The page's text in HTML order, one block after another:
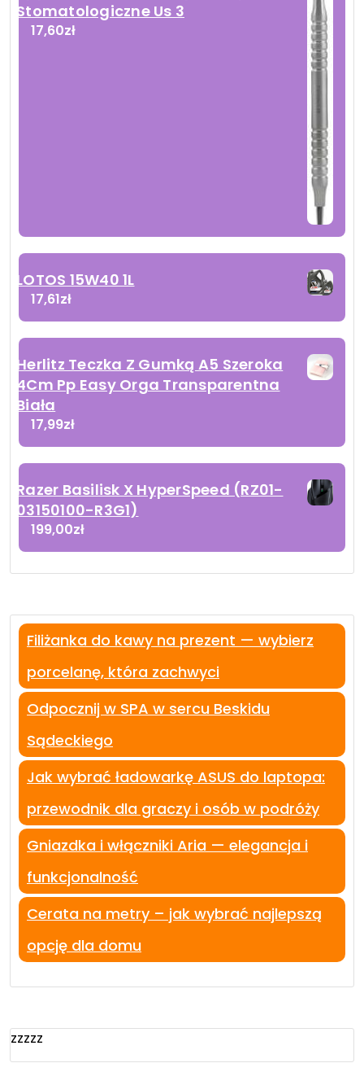
Stomatologiczne Us 3
17,60zł
LOTOS 15W40 1L
17,61zł
Herlitz Teczka Z Gumką A5 Szeroka
4Cm Pp Easy Orga Transparentna
Biała
17,99zł
Razer Basilisk X HyperSpeed (RZ01-
03150100-R3G1)
199,00zł
Filiżanka do kawy na prezent — wybierz
porcelanę, która zachwyci
Odpocznij w SPA w sercu Beskidu
Sądeckiego
Jak wybrać ładowarkę ASUS do laptopa:
przewodnik dla graczy i osób w podróży
Gniazdka i włączniki Aria — elegancja i
funkcjonalność
Cerata na metry – jak wybrać najlepszą
opcję dla domu
zzzzz